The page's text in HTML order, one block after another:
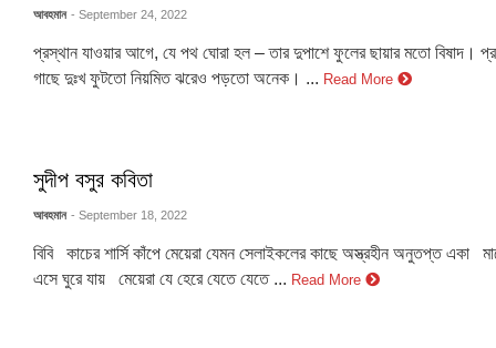
আবহমান - September 24, 2022
প্রস্থান যাওয়ার আগে, যে পথ ঘোরা হল – তার দুপাশে ফুলের ছায়ার মতো বিষাদ।
গাছে দুঃখ ফুটতো নিয়মিত ঝরেও পড়তো অনেক। ... Read More
সুদীপ বসুর কবিতা
আবহমান - September 18, 2022
বিবি কাচের শার্সি কাঁপে মেয়েরা যেমন সেলাইকলের কাছে অস্ত্রহীন অনুতপ্ত একা
এসে ঘুরে যায় মেয়েরা যে হেরে যেতে যেতে ... Read More